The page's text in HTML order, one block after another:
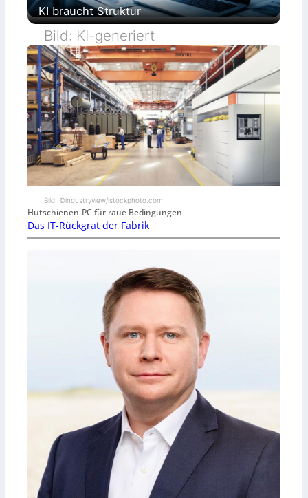
KI braucht Struktur
Bild: KI-generiert
Bild: ©industryview/istockphoto.com
Hutschienen-PC für raue Bedingungen
Das IT-Rückgrat der Fabrik